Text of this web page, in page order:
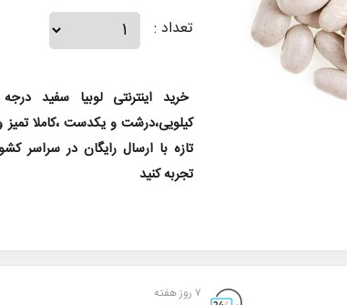
تعداد :
خرید اینترنتی لوبیا سفید
کیلویی،درشت و یکدست ،کاملا تمیز
تازه با ارسال رایگان در سراسر
تجربه کنید
۷ روز هفته